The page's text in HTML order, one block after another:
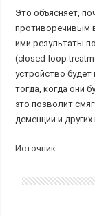
Это объясняет,
противоречивым
ими результаты
(closed-loop
устройство
тогда, когда они
это позволит
деменции и
Источник